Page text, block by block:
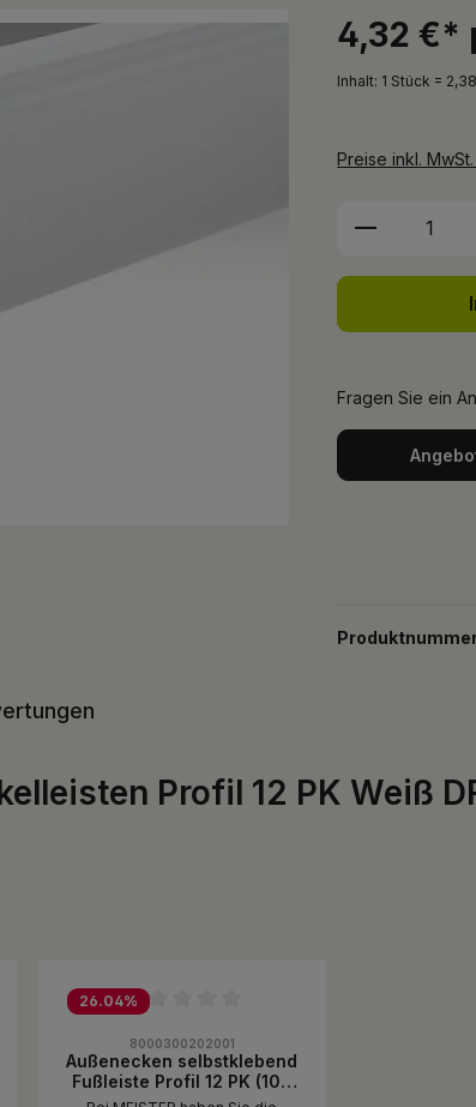
4,32 €*
Inhalt: 1 Stück =
Preise inkl.
Produkt
Fragen Sie ein
Profil 12 PK Weiß
26.04%
8000300202001
Außenecken selbstklebend
Fußleiste Profil 12 PK (100
mm)